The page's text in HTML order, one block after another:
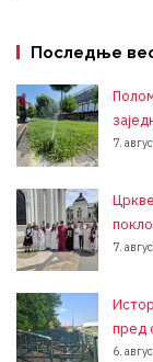
Последње
7.
7.
пред
6.